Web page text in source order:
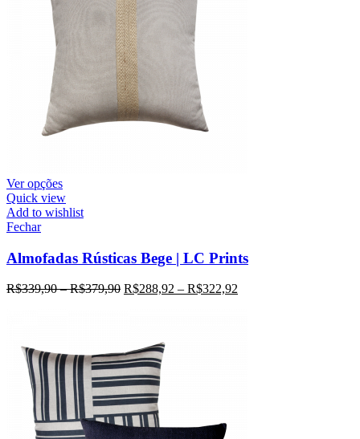
Ver opções
Quick view
Add to wishlist
Fechar
Almofadas Rústicas Bege | LC Prints
R$339,90–R$379,90 R$288,92 – R$322,92